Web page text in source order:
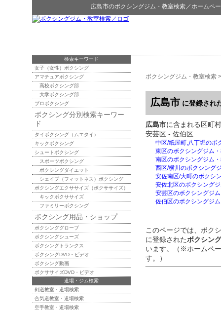
広島市のボクシングジム・教室検索／ホームペ
ボクシングジム・教室検索
広島市 に登録され
広島市に含まれる区町
安芸区 - 佐伯区
中区/紙屋町,八丁堀のボ
東区のボクシングジム
南区のボクシングジム
西区/横川のボクシング
安佐南区/大町のボクシ
安佐北区のボクシング
安芸区のボクシングジ
佐伯区のボクシングジ
このページでは、ボク
に登録されたボクシン
います。（※ホームペ
す。）
検索キーワード
女子（女性）ボクシング
アマチュアボクシング
高校ボクシング部
大学ボクシング部
プロボクシング
ボクシング分別検索キーワー
ド
タイボクシング（ムエタイ）
キックボクシング
シュートボクシング
スポーツボクシング
ボクシングダイエット
シェイプ（フィットネス）ボクシング
ボクシングエクササイズ（ボクササイズ）
キックボクササイズ
ファミリーボクシング
ボクシング用品・ショップ
ボクシンググローブ
ボクシングシューズ
ボクシングトランクス
ボクシングDVD・ビデオ
ボクシング動画
ボクササイズDVD・ビデオ
道場・ジム検索
剣道教室・道場検索
合気道教室・道場検索
空手教室・道場検索